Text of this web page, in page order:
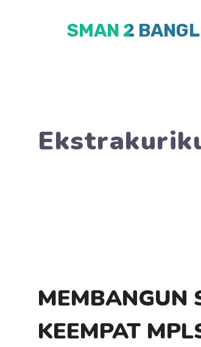
SMAN 2
MEMBANGUN
KEEMPAT